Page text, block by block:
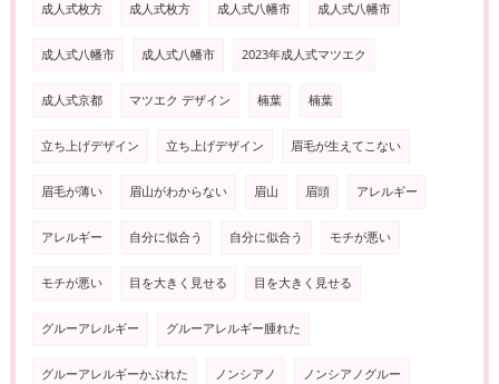
成人式枚方 成人式枚方 成人式八幡市 成人式八幡市
成人式八幡市 成人式八幡市 2023年成人式マツエク
成人式京都 マツエク デザイン 楠葉 楠葉
立ち上げデザイン 立ち上げデザイン 眉毛が生えてこない
眉毛が薄い 眉山がわからない 眉山 眉頭 アレルギー
アレルギー 自分に似合う 自分に似合う モチが悪い
モチが悪い 目を大きく見せる 目を大きく見せる
グルーアレルギー グルーアレルギー腫れた
グルーアレルギーかぶれた ノンシアノ ノンシアノグルー